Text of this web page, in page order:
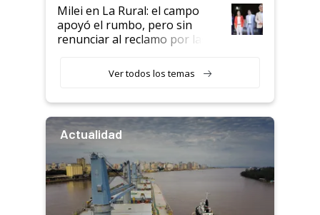
Milei en La Rural: el campo
apoyó el rumbo, pero sin
renunciar al reclamo por las
Ver todos los temas
Actualidad